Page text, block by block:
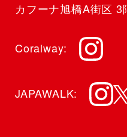
カフーナ旭橋A街区 3
Coralway
JAPAWALK